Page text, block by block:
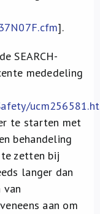
].
SEARCH-
mededeling
te starten met
behandeling
zetten bij
langer dan
van
aan om